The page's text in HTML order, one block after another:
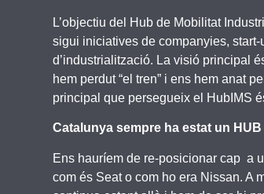
L’objectiu del Hub de Mobilitat
sigui iniciatives de companyies,
d’industrialització. La visió principal
hem perdut “el tren” i ens hem anat
principal que persegueix el HubIMS
Catalunya sempre ha estat un
Ens hauríem de re-posicionar cap a
com és Seat o com ho era Nissan. A